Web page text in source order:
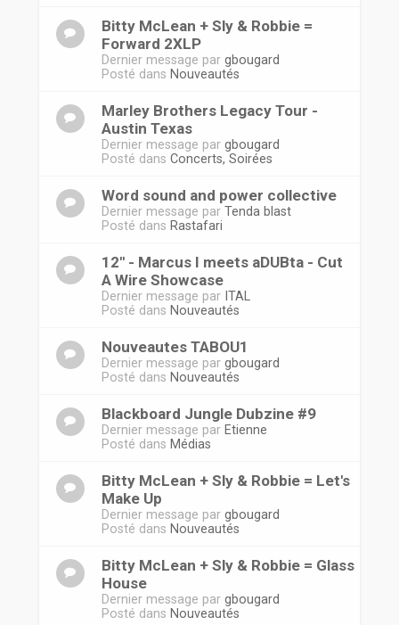
Bitty McLean + Sly & Robbie =
Forward 2XLP
Dernier message par gbougard
Posté dans Nouveautés
Marley Brothers Legacy Tour -
Austin Texas
Dernier message par gbougard
Posté dans Concerts, Soirées
Word sound and power collective
Dernier message par Tenda blast
Posté dans Rastafari
12'' - Marcus I meets aDUBta - Cut
A Wire Showcase
Dernier message par ITAL
Posté dans Nouveautés
Nouveautes TABOU1
Dernier message par gbougard
Posté dans Nouveautés
Blackboard Jungle Dubzine #9
Dernier message par Etienne
Posté dans Médias
Bitty McLean + Sly & Robbie = Let's
Make Up
Dernier message par gbougard
Posté dans Nouveautés
Bitty McLean + Sly & Robbie = Glass
House
Dernier message par gbougard
Posté dans Nouveautés